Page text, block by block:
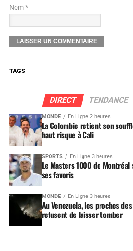
Nom *
TAGS
DIRECT TENDANCE
MONDE En Ligne 2 heures
La Colombie retient son
haut risque à Cali
SPORTS En Ligne 3 heures
Le Masters 1000 de
ses favoris
MONDE En Ligne 3 heures
Au Venezuela, les proches
refusent de laisser tomber